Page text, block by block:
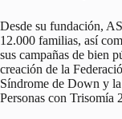
Desde su fundación,
12.000 familias, así
sus campañas de bien
creación de la
Síndrome de Down y
Personas con Trisomía